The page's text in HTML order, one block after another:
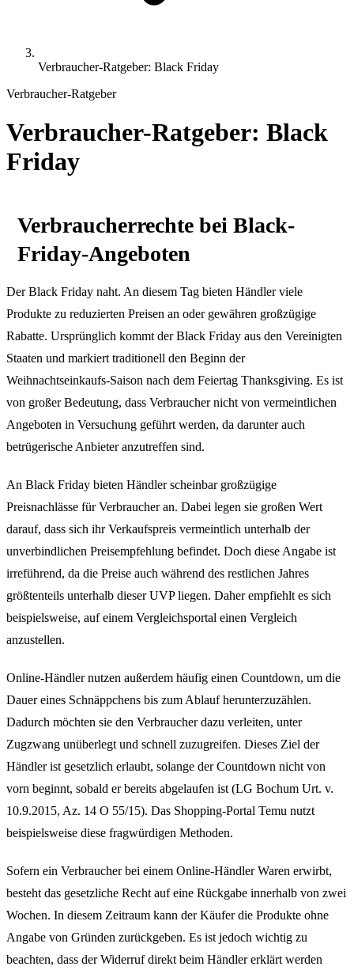
Verbraucher-Ratgeber: Black Friday
Verbraucher-Ratgeber
Verbraucher-Ratgeber: Black
Friday
Verbraucherrechte bei Black-
Friday-Angeboten
Der Black Friday naht. An diesem Tag bieten Händler viele
Produkte zu reduzierten Preisen an oder gewähren großzügige
Rabatte. Ursprünglich kommt der Black Friday aus den Vereinigten
Staaten und markiert traditionell den Beginn der
Weihnachtseinkaufs-Saison nach dem Feiertag Thanksgiving. Es ist
von großer Bedeutung, dass Verbraucher nicht von vermeintlichen
Angeboten in Versuchung geführt werden, da darunter auch
betrügerische Anbieter anzutreffen sind.
An Black Friday bieten Händler scheinbar großzügige
Preisnachlässe für Verbraucher an. Dabei legen sie großen Wert
darauf, dass sich ihr Verkaufspreis vermeintlich unterhalb der
unverbindlichen Preisempfehlung befindet. Doch diese Angabe ist
irreführend, da die Preise auch während des restlichen Jahres
größtenteils unterhalb dieser UVP liegen. Daher empfiehlt es sich
beispielsweise, auf einem Vergleichsportal einen Vergleich
anzustellen.
Online-Händler nutzen außerdem häufig einen Countdown, um die
Dauer eines Schnäppchens bis zum Ablauf herunterzuzählen.
Dadurch möchten sie den Verbraucher dazu verleiten, unter
Zugzwang unüberlegt und schnell zuzugreifen. Dieses Ziel der
Händler ist gesetzlich erlaubt, solange der Countdown nicht von
vorn beginnt, sobald er bereits abgelaufen ist (LG Bochum Urt. v.
10.9.2015, Az. 14 O 55/15). Das Shopping-Portal Temu nutzt
beispielsweise diese fragwürdigen Methoden.
Sofern ein Verbraucher bei einem Online-Händler Waren erwirbt,
besteht das gesetzliche Recht auf eine Rückgabe innerhalb von zwei
Wochen. In diesem Zeitraum kann der Käufer die Produkte ohne
Angabe von Gründen zurückgeben. Es ist jedoch wichtig zu
beachten, dass der Widerruf direkt beim Händler erklärt werden